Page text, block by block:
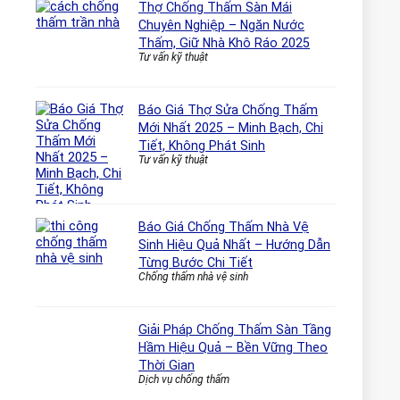
Thợ Chống Thấm Sàn Mái
Chuyên Nghiệp – Ngăn Nước
Thấm, Giữ Nhà Khô Ráo 2025
Tư vấn kỹ thuật
Báo Giá Thợ Sửa Chống Thấm
Mới Nhất 2025 – Minh Bạch, Chi
Tiết, Không Phát Sinh
Tư vấn kỹ thuật
Báo Giá Chống Thấm Nhà Vệ
Sinh Hiệu Quả Nhất – Hướng Dẫn
Từng Bước Chi Tiết
Chống thấm nhà vệ sinh
Giải Pháp Chống Thấm Sàn Tầng
Hầm Hiệu Quả – Bền Vững Theo
Thời Gian
Dịch vụ chống thấm